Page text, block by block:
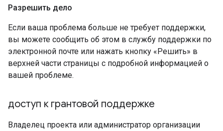
Разрешить дело
Если ваша проблема больше не требует поддержки,
вы можете сообщить об этом в службу поддержки по
электронной почте или нажать кнопку «Решить» в
верхней части страницы с подробной информацией о
вашей проблеме.
доступ к грантовой поддержке
Владелец проекта или администратор организации